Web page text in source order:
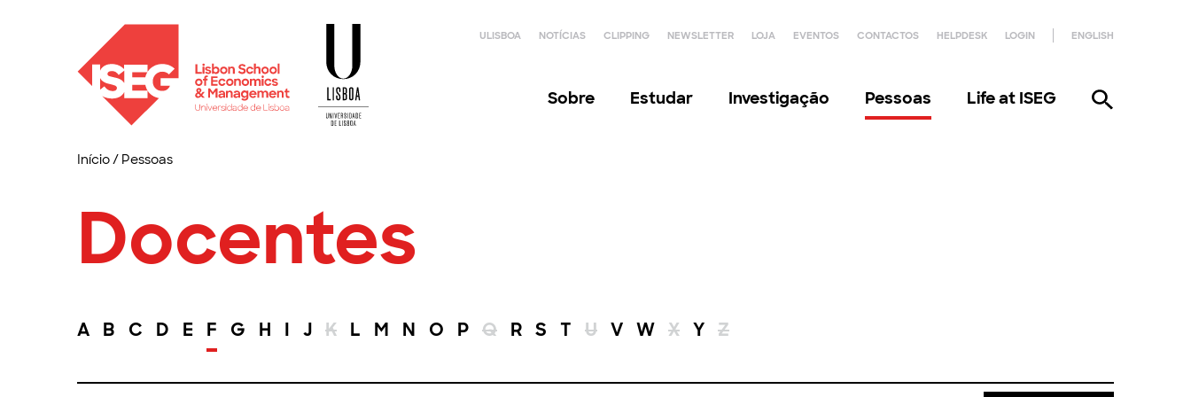
ULISBOA NOTÍCIAS CLIPPING NEWSLETTER LOJA EVENTOS CONTACTOS HELPDESK LOGIN ENGLISH
Sobre Estudar Investigação Pessoas Life at ISEG
Início/ Pessoas
Docentes
A B C D E F G H I J K L M N O P Q R S T U V W X Y Z